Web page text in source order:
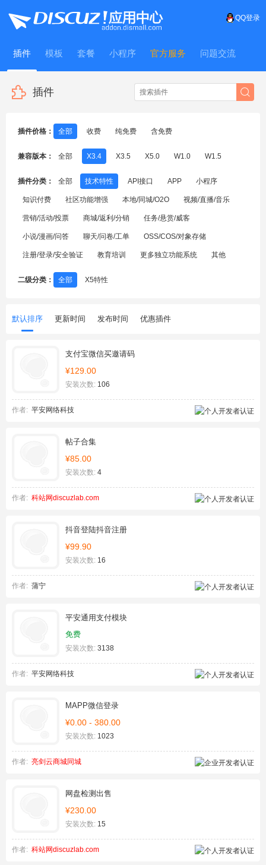
QQ登录
插件 模板 套餐 小程序 官方服务 问题交流
WitFrame
插件
插件价格： 全部 收费 纯免费 含免费
兼容版本： 全部 X3.4 X3.5 X5.0 W1.0 W1.5
插件分类： 全部 技术特性 API接口 APP 小程序
知识付费 社区功能增强 本地/同城/O2O 视频/直播/音乐
营销/活动/投票 商城/返利/分销 任务/悬赏/威客
小说/漫画/问答 聊天/问卷/工单 OSS/COS/对象存储
注册/登录/安全验证 教育培训 更多独立功能系统 其他
二级分类： 全部 X5特性
默认排序 更新时间 发布时间 优惠插件
支付宝微信买邀请码
¥129.00
安装次数: 106
作者: 平安网络科技
帖子合集
¥85.00
安装次数: 4
作者: 科站网discuzlab.com
抖音登陆抖音注册
¥99.90
安装次数: 16
作者: 蒲宁
平安通用支付模块
免费
安装次数: 3138
作者: 平安网络科技
MAPP微信登录
¥0.00 - 380.00
安装次数: 1023
作者: 亮剑云商城同城
网盘检测出售
¥230.00
安装次数: 15
作者: 科站网discuzlab.com